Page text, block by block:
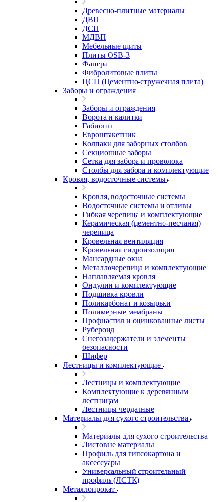
Древесно-плитные материалы
ДВП
ДСП
МДВП
Мебельные щиты
Плиты OSB-3
Фанера
Фибролитовые плиты
ЦСП (Цементно-стружечная плита)
Заборы и ограждения
Заборы и ограждения
Ворота и калитки
Габионы
Евроштакетник
Колпаки для заборных столбов
Секционные заборы
Сетка для забора и проволока
Столбы для забора и комплектующие
Кровля, водосточные системы
Кровля, водосточные системы
Водосточные системы и отливы
Гибкая черепица и комплектующие
Керамическая (цементно-песчаная)
черепица
Кровельная вентиляция
Кровельная гидроизоляция
Мансардные окна
Металлочерепица и комплектующие
Наплавляемая кровля
Ондулин и комплектующие
Подшивка кровли
Поликарбонат и козырьки
Полимерные мембраны
Профнастил и оцинкованные листы
Рубероид
Снегозадержатели и элементы
безопасности
Шифер
Лестницы и комплектующие
Лестницы и комплектующие
Комплектующие к деревянным
лестницам
Лестницы чердачные
Материалы для сухого строительства
Материалы для сухого строительства
Листовые материалы
Профиль для гипсокартона и
аксессуары
Универсальный строительный
профиль (ЛСТК)
Металлопрокат